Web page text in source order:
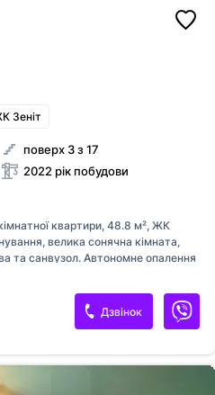
Зеніт
поверх 3 з 17
2022 рік побудови
квартири, 48.8 м², ЖК
велика сонячна кімната,
та санвузол. Автономне опалення
стадії підключення міських
з комунальними компаніями. 20
Ідеально для життя та інвестиції.
аптеки, магазини,
стіни з додатковим
комфорт у будь-яку пору року;
Дзвінок